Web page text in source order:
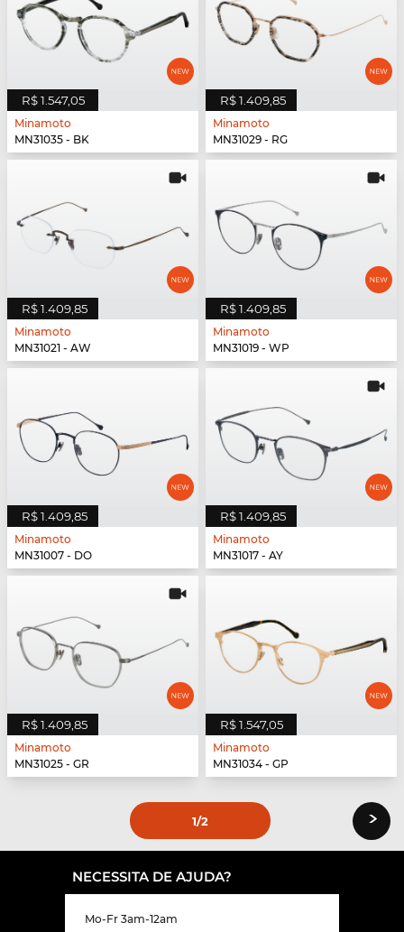
R$ 1.547,05
Minamoto
MN31035 - BK
R$ 1.409,85
Minamoto
MN31029 - RG
R$ 1.409,85
Minamoto
MN31021 - AW
R$ 1.409,85
Minamoto
MN31019 - WP
R$ 1.409,85
Minamoto
MN31007 - DO
R$ 1.409,85
Minamoto
MN31017 - AY
R$ 1.409,85
Minamoto
MN31025 - GR
R$ 1.547,05
Minamoto
MN31034 - GP
1/2 ›
NECESSITA DE AJUDA?
Mo-Fr 3am-12am